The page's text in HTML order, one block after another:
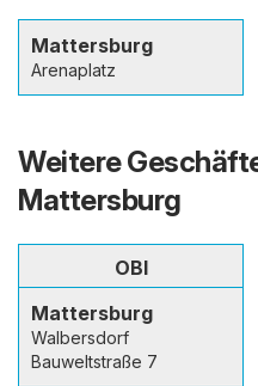
Mattersburg
Arenaplatz
Weitere
Mattersburg
OBI
Mattersburg
Walbersdorf
Bauweltstraße 7